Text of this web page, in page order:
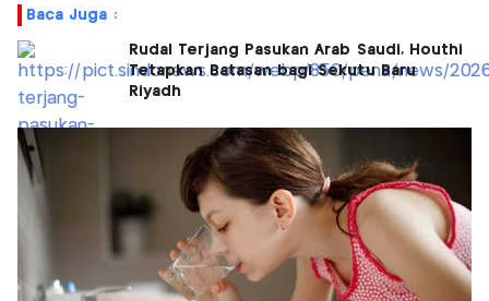
Baca Juga :
Rudal Terjang Pasukan Arab Saudi, Houthi
Tetapkan Batasan bagi Sekutu Baru
Riyadh